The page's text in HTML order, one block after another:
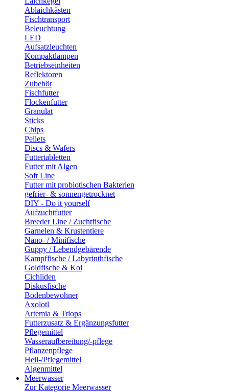
Ablaichkästen
Fischtransport
Beleuchtung
LED
Aufsatzleuchten
Kompaktlampen
Betriebseinheiten
Reflektoren
Zubehör
Fischfutter
Flockenfutter
Granulat
Sticks
Chips
Pellets
Discs & Wafers
Futtertabletten
Futter mit Algen
Soft Line
Futter mit probiotischen Bakterien
gefrier- & sonnengetrocknet
DIY - Do it yourself
Aufzuchtfutter
Breeder Line / Zuchtfische
Garnelen & Krustentiere
Nano- / Minifische
Guppy / Lebendgebärende
Kampffische / Labyrinthfische
Goldfische & Koi
Cichliden
Diskusfische
Bodenbewohner
Axolotl
Artemia & Triops
Futterzusatz & Ergänzungsfutter
Pflegemittel
Wasseraufbereitung/-pflege
Pflanzenpflege
Heil-/Pflegemittel
Algenmittel
Meerwasser
Zur Kategorie Meerwasser